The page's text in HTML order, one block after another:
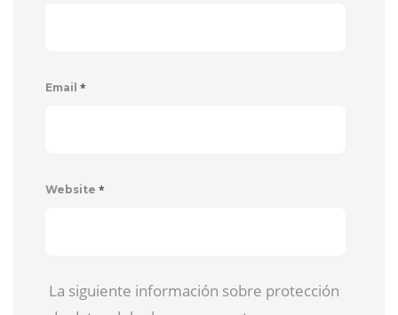
Email *
Website *
La siguiente información sobre protección